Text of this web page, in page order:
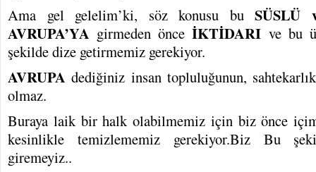
Ama gel gelelim’ki, söz konusu bu SÜSLÜ
AVRUPA’YA girmeden önce İKTİDARI ve bu
şekilde dize getirmemiz gerekiyor.
AVRUPA dediğiniz insan topluluğunun,
olmaz.
Buraya laik bir halk olabilmemiz için biz önce
kesinlikle temizlememiz gerekiyor.Biz Bu
giremeyiz..